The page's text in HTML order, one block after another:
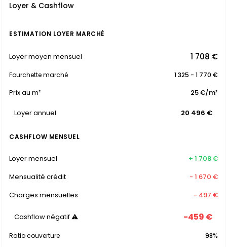
Loyer & Cashflow
ESTIMATION LOYER MARCHÉ
Loyer moyen mensuel 1 708 €
Fourchette marché 1 325 - 1 770 €
Prix au m² 25 €/m²
Loyer annuel 20 496 €
CASHFLOW MENSUEL
Loyer mensuel
+ 1 708 €
Mensualité crédit
- 1 670 €
Charges mensuelles
- 497 €
Cashflow négatif ⚠ -459 €
Ratio couverture 98%